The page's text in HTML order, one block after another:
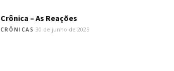
Crônica – As Reações
CRÔNICAS 30 de junho de 2025